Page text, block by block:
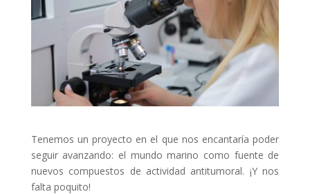
Tenemos un proyecto en el que nos encantaría poder
seguir avanzando: el mundo marino como fuente de
nuevos compuestos de actividad antitumoral. ¡Y nos
falta poquito!